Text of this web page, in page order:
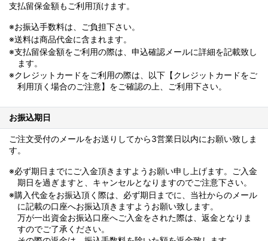
支払留保金額もご利用頂けます。
※お振込手数料は、ご負担下さい。
※送料は商品代金に含まれます。
※支払留保金額をご利用の際は、申込確認メールに詳細を記載致し
ます。
※クレジットカードをご利用の際は、以下【クレジットカードをご
利用頂く場合のご注意】をご確認の上、ご利用下さい。
お振込期日
ご注文受付のメールをお送りしてから3営業日以内にお願い致しま
す。
※必ず期日までにご入金頂きますようお願い申し上げます。ご入金
期日を過ぎますと、キャンセルとなりますのでご注意下さい。
※購入代金をお振込頂く際は、必ず期日までに、当社からのメール
に記載の口座へお振込頂きますようお願い致します。
万が一出資金お振込口座へご入金をされた際は、返金となりま
すのでご了承ください。